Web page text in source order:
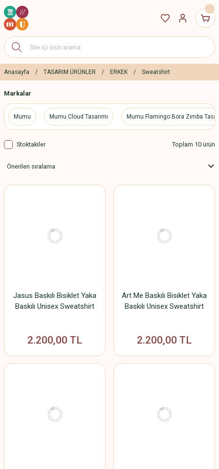
Anasayfa TASARIM ÜRÜNLER ERKEK Sweatshirt
Markalar
Mumu Mumu Cloud Tasarımı Mumu Flamingo Bora Zımba
Stoktakiler Toplam 10 ürün
Jasus Baskılı Bisiklet Yaka
Baskılı Unisex Sweatshirt
2.200,00 TL
Art Me Baskılı Bisiklet Yaka
Baskılı Unisex Sweatshirt
2.200,00 TL